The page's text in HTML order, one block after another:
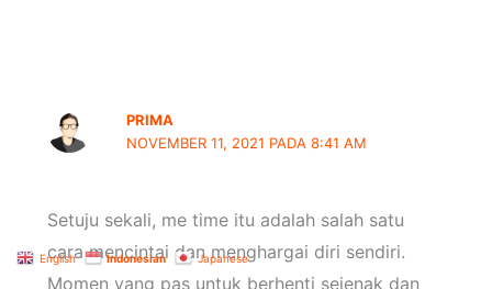
PRIMA
NOVEMBER 11, 2021 PADA 8:41 AM
Setuju sekali, me time itu adalah salah satu
cara mencintai dan menghargai diri sendiri.
Momen yang pas untuk berhenti sejenak dan
English Indonesian Japanese